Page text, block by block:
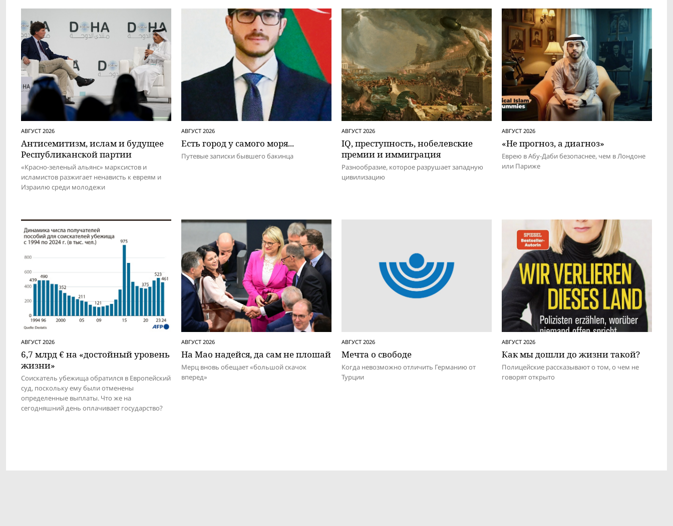
АВГУСТ 2026
Антисемитизм, ислам и будущее
Респуб­ликанской партии
«Красно-зеленый альянс» марксистов и
исламистов разжигает ненависть к евреям и
Израилю среди молодежи
АВГУСТ 2026
Есть город у самого моря...
Путевые записки бывшего бакинца
АВГУСТ 2026
IQ, преступность, нобелевские
премии и иммиграция
Разнообразие, которое разрушает западную
цивилизацию
АВГУСТ 2026
«Не прогноз, а диагноз»
Еврею в Абу-Даби безопаснее, чем в Лондоне
или Париже
АВГУСТ 2026
6,7 млрд € на «достойный уровень
жизни»
Соискатель убежища обратился в Европейский
суд, поскольку ему были отменены
определенные выплаты. Что же на
сегодняшний день оплачивает государство?
АВГУСТ 2026
На Мао надейся, да сам не плошай
Мерц вновь обещает «большой скачок
вперед»
АВГУСТ 2026
Мечта о свободе
Когда невозможно отличить Германию от
Турции
АВГУСТ 2026
Как мы дошли до жизни такой?
Полицейские рассказывают о том, о чем не
говорят открыто